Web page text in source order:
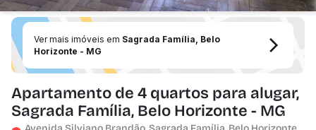
Ver mais imóveis em Sagrada Família, Belo
Horizonte - MG
Apartamento de 4 quartos para alugar,
Sagrada Família, Belo Horizonte - MG